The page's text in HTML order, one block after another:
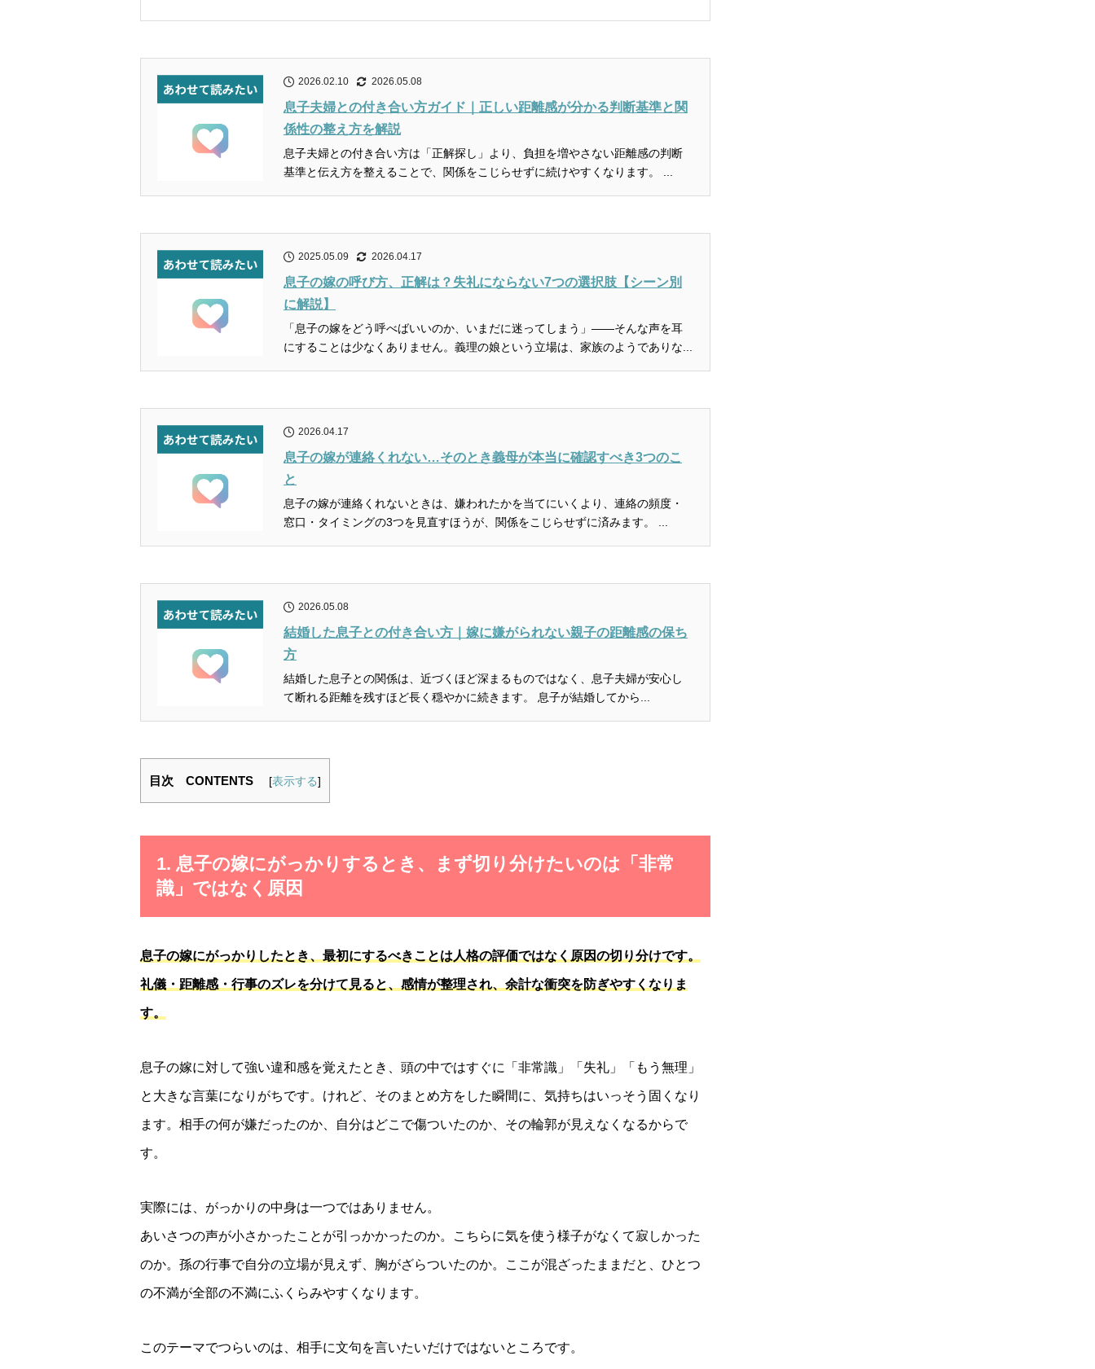
2026.02.10 2026.05.08
息子夫婦との付き合い方ガイド｜正しい距離感が分かる判断基準と関
係性の整え方を解説
息子夫婦との付き合い方は「正解探し」より、負担を増やさない距離感の判断
基準と伝え方を整えることで、関係をこじらせずに続けやすくなります。 ...
2025.05.09 2026.04.17
息子の嫁の呼び方、正解は？失礼にならない7つの選択肢【シーン別
に解説】
「息子の嫁をどう呼べばいいのか、いまだに迷ってしまう」――そんな声を耳
にすることは少なくありません。義理の娘という立場は、家族のようでありな...
2026.04.17
息子の嫁が連絡くれない…そのとき義母が本当に確認すべき3つのこ
と
息子の嫁が連絡くれないときは、嫌われたかを当てにいくより、連絡の頻度・
窓口・タイミングの3つを見直すほうが、関係をこじらせずに済みます。 ...
2026.05.08
結婚した息子との付き合い方｜嫁に嫌がられない親子の距離感の保ち
方
結婚した息子との関係は、近づくほど深まるものではなく、息子夫婦が安心し
て断れる距離を残すほど長く穏やかに続きます。 息子が結婚してから...
目次 CONTENTS [表示する]
1. 息子の嫁にがっかりするとき、まず切り分けたいのは「非常
識」ではなく原因
息子の嫁にがっかりしたとき、最初にするべきことは人格の評価ではなく原因の切り分けです。
礼儀・距離感・行事のズレを分けて見ると、感情が整理され、余計な衝突を防ぎやすくなりま
す。
息子の嫁に対して強い違和感を覚えたとき、頭の中ではすぐに「非常識」「失礼」「もう無理」
と大きな言葉になりがちです。けれど、そのまとめ方をした瞬間に、気持ちはいっそう固くなり
ます。相手の何が嫌だったのか、自分はどこで傷ついたのか、その輪郭が見えなくなるからで
す。
実際には、がっかりの中身は一つではありません。
あいさつの声が小さかったことが引っかかったのか。こちらに気を使う様子がなくて寂しかった
のか。孫の行事で自分の立場が見えず、胸がざらついたのか。ここが混ざったままだと、ひとつ
の不満が全部の不満にふくらみやすくなります。
このテーマでつらいのは、相手に文句を言いたいだけではないところです。